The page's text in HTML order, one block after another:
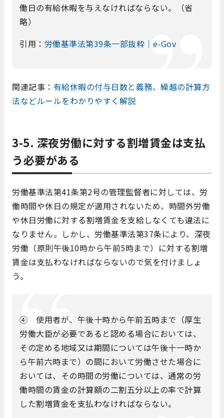
働日の有給休暇を与えなければならない。（省
略）
引用： 労働基準法第39条一部抜粋｜e-Gov
関連記事： 有給休暇の付与日数と義務、繰越の計算方
法などルールをわかりやすく解説
3-5. 深夜労働に対する割増賃金は支払
う必要がある
労働基準法第41条第2号の管理監督者に対しては、労
働時間や休日の規定が適用されないため、時間外労働
や休日労働に対する割増賃金を支給しなくても違法に
なりません。しかし、労働基準法第37条により、深夜
労働（原則午後10時から午前5時まで）に対する割増
賃金は支払わなければならないので気を付けましょ
う。
④ 使用者が、午後十時から午前五時まで（厚生
労働大臣が必要であると認める場合においては、
その定める地域又は期間については午後十一時か
ら午前六時まで）の間において労働させた場合に
おいては、その時間の労働については、通常の労
働時間の賃金の計算額の二割五分以上の率で計算
した割増賃金を支払わなければならない。